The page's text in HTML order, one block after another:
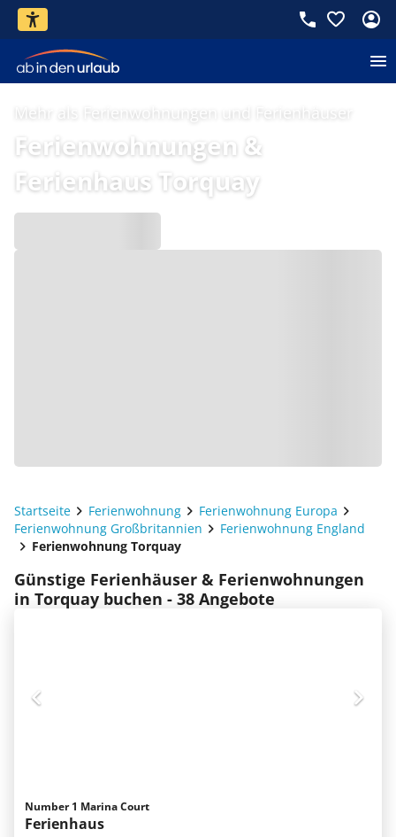
Mehr als Ferienwohnungen und Ferienhäuser
Ferienwohnungen &
Ferienhaus Torquay
Startseite Ferienwohnung
Ferienwohnung Europa
Ferienwohnung Großbritannien
Ferienwohnung England
Ferienwohnung Torquay
Günstige Ferienhäuser & Ferienwohnungen
in Torquay buchen - 38 Angebote
Number 1 Marina Court
Ferienhaus